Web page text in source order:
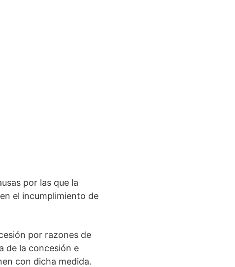
por las que la
el incumplimiento de
por razones de
de la concesión e
con dicha medida.